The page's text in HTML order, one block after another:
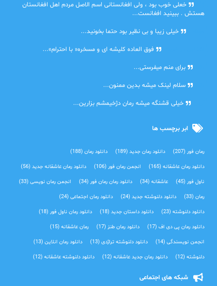
خعلی خوب بود ، ولی افغانستانی اسم الاصل مردم اهل افغانستان
هستش . ببینید افغانست...
خیلی زیبا و بی نظیر بود حتما بخونید...
فوق العاده کلیشه ای و مسخره« با احترام»...
برای منم میفرستی...
سلام لینک میشه بدین ممنون...
خیلی قشنگه میشه رمان دژخیمشم بزارین...
ابر برچسب ها
رمان فور(207) دانلود رمان جدید(189) دانلود رمان(188)
دانلود رمان عاشقانه(165) انجمن رمان فور(106) دانلود رمان عاشقانه جدید(56)
ناول فور(45) عاشقانه(34) دانلود رمان رمان فور(34) انجمن رمان نویسی(33)
رمان(33) دانلود دلنوشته جدید(24) دانلود رمان اجتماعی‌(24)
دانلود دلنوشته(23) دانلود داستان جدید(18) دانلود رمان ناول فور(18)
دانلود رمان پی دی اف(17) دانلود رمان طنز(17) رمان عاشقانه(15)
انجمن نویسندگی(14) دانلود دلنوشته تراژدی‌(13) دانلود رمان انلاین(13)
دلنوشته(12) دانلود رمان جدید عاشقانه(12) دانلود دلنوشته عاشقانه(12)
شبکه های اجتماعی